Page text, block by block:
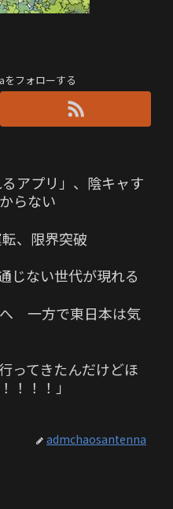
フォローする
るアプリ」、陰キャす
らない
転、限界突破
じない世代が現れる
一方で東日本は気
ってきたんだけどほ
！！！」
admchaosantenna